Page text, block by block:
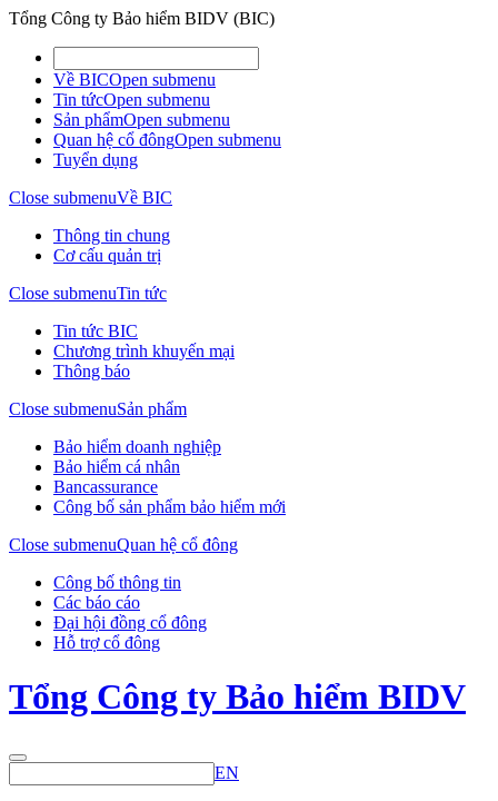
Tổng Công ty Bảo hiểm BIDV (BIC)
Về BICOpen submenu
Tin tứcOpen submenu
Sản phẩmOpen submenu
Quan hệ cổ đôngOpen submenu
Tuyển dụng
Close submenuVề BIC
Thông tin chung
Cơ cấu quản trị
Close submenuTin tức
Tin tức BIC
Chương trình khuyến mại
Thông báo
Close submenuSản phẩm
Bảo hiểm doanh nghiệp
Bảo hiểm cá nhân
Bancassurance
Công bố sản phẩm bảo hiểm mới
Close submenuQuan hệ cổ đông
Công bố thông tin
Các báo cáo
Đại hội đồng cổ đông
Hỗ trợ cổ đông
Tổng Công ty Bảo hiểm BIDV
EN